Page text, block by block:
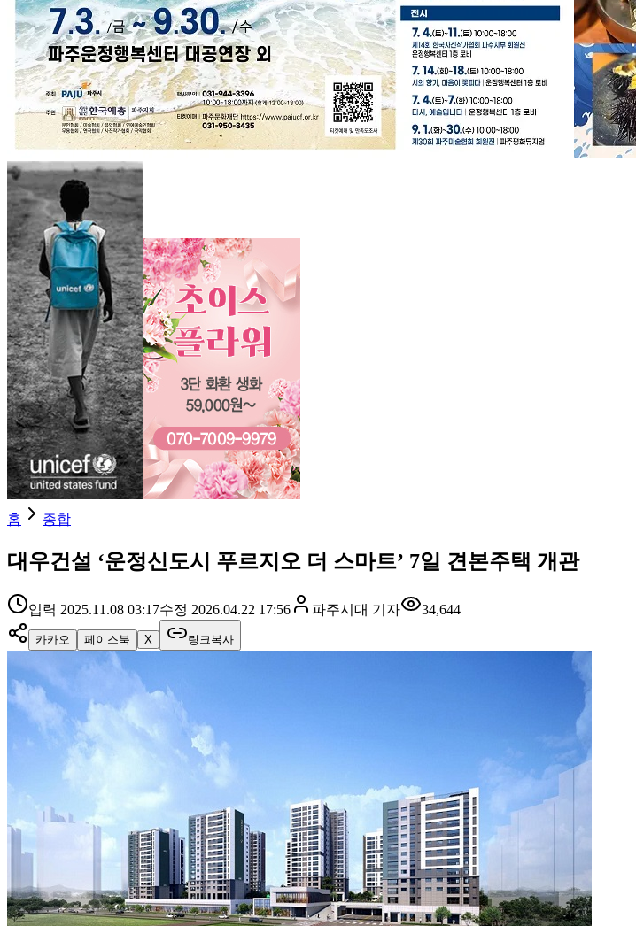
홈 종합
대우건설 ‘운정신도시 푸르지오 더 스마트’ 7일 견본주택 개관
입력 2025.11.08 03:17수정 2026.04.22 17:56 파주시대 기자 34,644
카카오 페이스북 X 링크복사